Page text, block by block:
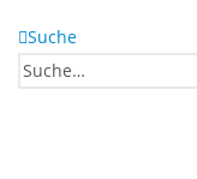
Suche